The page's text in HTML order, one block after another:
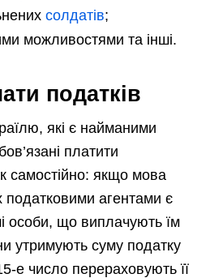
солдатів;
можливостями та інші.
податків
які є найманими
платити
самостійно: якщо мова
податковими агентами є
особи, що виплачують їм
утримують суму податку
е число перераховують її